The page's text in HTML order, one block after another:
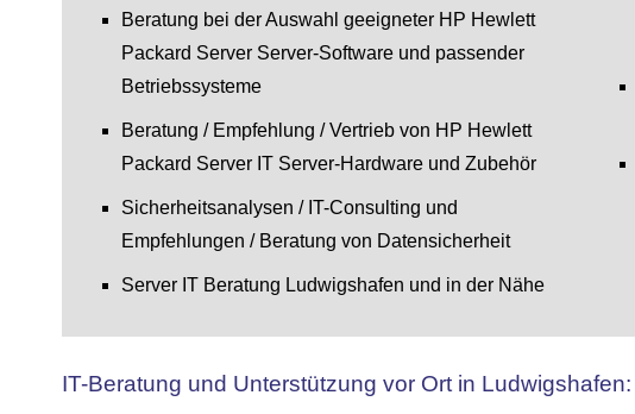
Beratung bei der Auswahl geeigneter HP Hewlett
Packard Server Server-Software und passender
Betriebssysteme
Beratung / Empfehlung / Vertrieb von HP Hewlett
Packard Server IT Server-Hardware und Zubehör
Sicherheitsanalysen / IT-Consulting und
Empfehlungen / Beratung von Datensicherheit
Server IT Beratung Ludwigshafen und in der Nähe
IT-Beratung und Unterstützung vor Ort in Ludwigshafen: